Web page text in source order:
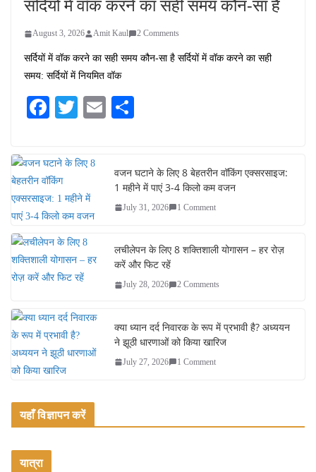
August 3, 2026 Amit Kaul 2 Comments
सर्दियों में वॉक करने का सही समय कौन-सा है सर्दियों में वॉक करने का सही
समय: सर्दियों में नियमित वॉक
Fa
bo
ok
T
tte
r
E
वजन घटाने के लिए 8 बेहतरीन वॉकिंग एक्सरसाइज:
1 महीने में पाएं 3-4 किलो कम वजन
July 31, 2026 1 Comment
लचीलेपन के लिए 8 शक्तिशाली योगासन – हर रोज़
करें और फिट रहें
July 28, 2026 2 Comments
क्या ध्यान दर्द निवारक के रूप में प्रभावी है? अध्ययन
ने झूठी धारणाओं को किया खारिज
July 27, 2026 1 Comment
यहाँ विज्ञापन करें
यात्रा